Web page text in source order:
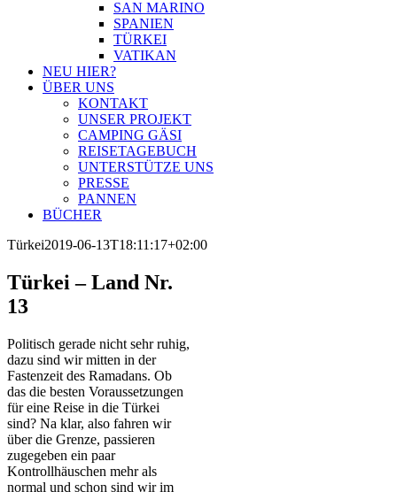
SAN MARINO
SPANIEN
TÜRKEI
VATIKAN
NEU HIER?
ÜBER UNS
KONTAKT
UNSER PROJEKT
CAMPING GÄSI
REISETAGEBUCH
UNTERSTÜTZE UNS
PRESSE
PANNEN
BÜCHER
Türkei2019-06-13T18:11:17+02:00
Türkei – Land Nr.
13
Politisch gerade nicht sehr ruhig,
dazu sind wir mitten in der
Fastenzeit des Ramadans. Ob
das die besten Voraussetzungen
für eine Reise in die Türkei
sind? Na klar, also fahren wir
über die Grenze, passieren
zugegeben ein paar
Kontrollhäuschen mehr als
normal und schon sind wir im